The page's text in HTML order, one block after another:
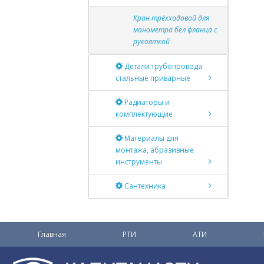
Кран трёхходовой для
манометра бел фланца с
рукояткой
Детали трубопровода
стальные приварные
Радиаторы и
комплектующие
Материалы для
монтажа, абразивные
инструменты
Сантехника
Главная РТИ АТИ